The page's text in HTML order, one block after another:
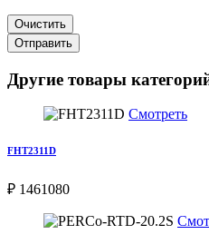
Очистить
Отправить
Другие товары
Смотреть
FHT2311D
₽ 1461080